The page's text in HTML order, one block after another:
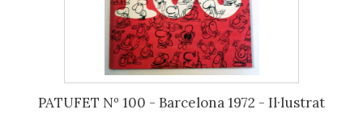
PATUFET Nº 100 - Barcelona 1972 - Il·lustrat